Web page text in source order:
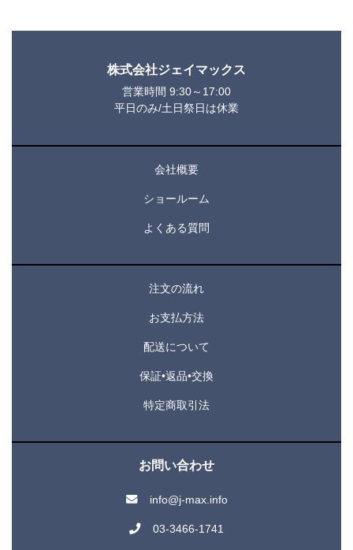
株式会社ジェイマックス
営業時間 9:30～17:00
平日のみ/土日祭日は休業
会社概要
ショールーム
よくある質問
注文の流れ
お支払方法
配送について
保証•返品•交換
特定商取引法
お問い合わせ
info@j-max.info
03-3466-1741